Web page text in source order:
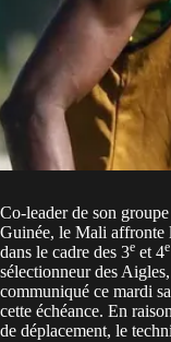
Co-leader de son
Guinée, le Mali affronte
dans le cadre des 3e et 4e
sélectionneur des
communiqué ce mardi
cette échéance. En
de déplacement, le